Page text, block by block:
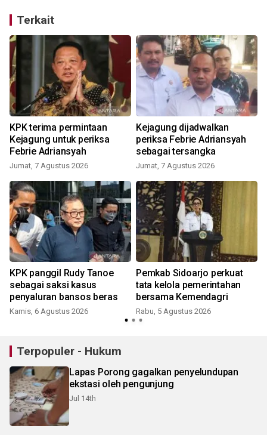
Terkait
KPK terima permintaan
Kejagung untuk periksa
Febrie Adriansyah
Jumat, 7 Agustus 2026
Kejagung dijadwalkan
periksa Febrie Adriansyah
sebagai tersangka
Jumat, 7 Agustus 2026
KPK panggil Rudy Tanoe
sebagai saksi kasus
penyaluran bansos beras
Kamis, 6 Agustus 2026
Pemkab Sidoarjo perkuat
tata kelola pemerintahan
bersama Kemendagri
Rabu, 5 Agustus 2026
Terpopuler - Hukum
Lapas Porong gagalkan penyelundupan
ekstasi oleh pengunjung
Jul 14th